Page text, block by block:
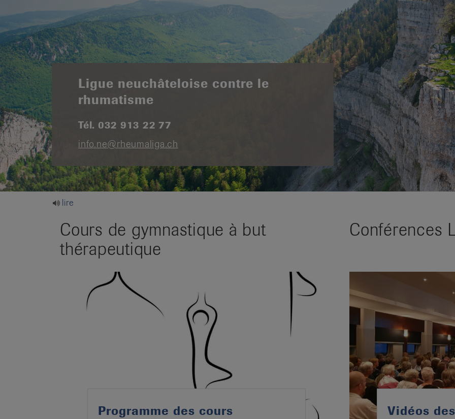
Ligue neuchâteloise contre le
rhumatisme
Tél. 032 913 22 77
info.ne@rheumaliga.ch
lire
Cours de gymnastique à but
thérapeutique
Programme des cours
Conférences
Vidéos